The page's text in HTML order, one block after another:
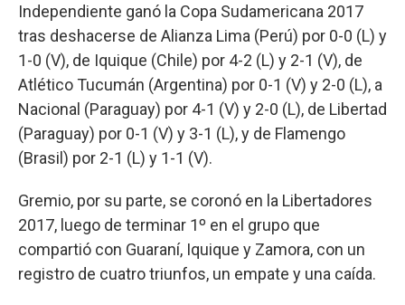
Independiente ganó la Copa Sudamericana 2017
tras deshacerse de Alianza Lima (Perú) por 0-0 (L) y
1-0 (V), de Iquique (Chile) por 4-2 (L) y 2-1 (V), de
Atlético Tucumán (Argentina) por 0-1 (V) y 2-0 (L), a
Nacional (Paraguay) por 4-1 (V) y 2-0 (L), de Libertad
(Paraguay) por 0-1 (V) y 3-1 (L), y de Flamengo
(Brasil) por 2-1 (L) y 1-1 (V).
Gremio, por su parte, se coronó en la Libertadores
2017, luego de terminar 1º en el grupo que
compartió con Guaraní, Iquique y Zamora, con un
registro de cuatro triunfos, un empate y una caída.